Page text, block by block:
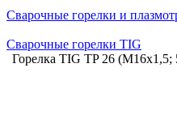
Сварочные горелки и
Сварочные горелки TIG
Горелка TIG TP 26